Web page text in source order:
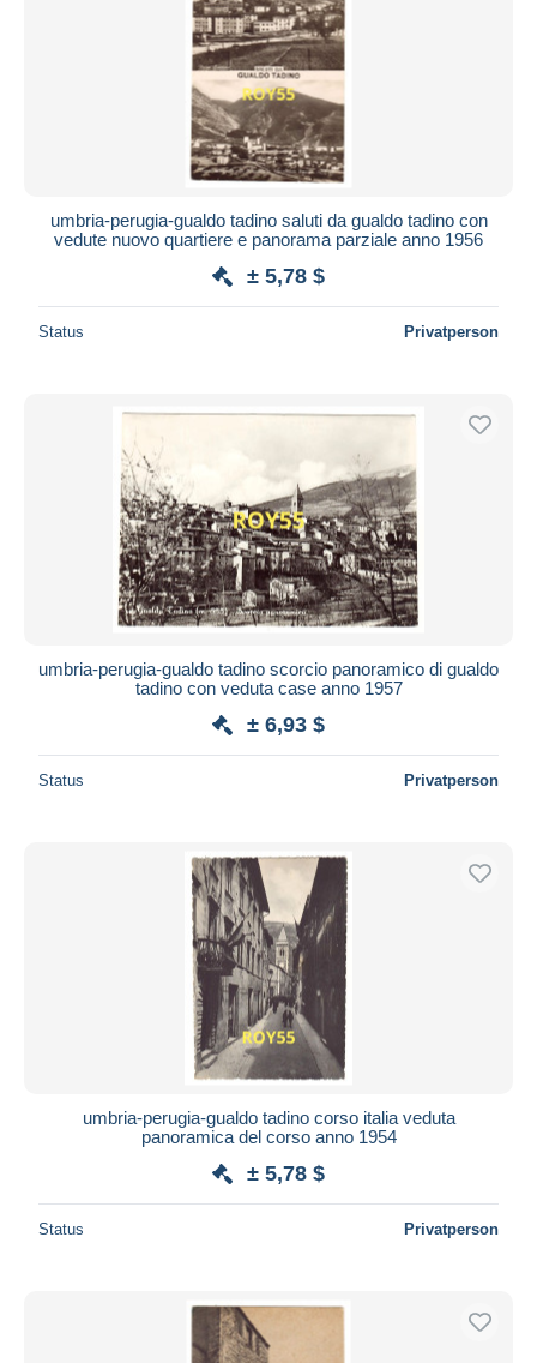
umbria-perugia-gualdo tadino saluti da gualdo tadino con
vedute nuovo quartiere e panorama parziale anno 1956
± 5,78 $
Status Privatperson
umbria-perugia-gualdo tadino scorcio panoramico di gualdo
tadino con veduta case anno 1957
± 6,93 $
Status Privatperson
umbria-perugia-gualdo tadino corso italia veduta
panoramica del corso anno 1954
± 5,78 $
Status Privatperson